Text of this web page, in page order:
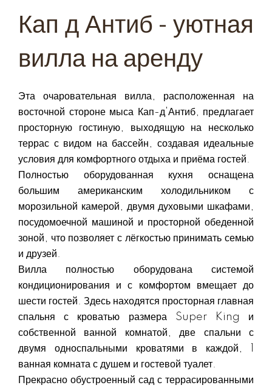
Кап д Антиб - уютная
вилла на аренду
Эта очаровательная вилла, расположенная на
восточной стороне мыса Кап-д'Антиб, предлагает
просторную гостиную, выходящую на несколько
террас с видом на бассейн, создавая идеальные
условия для комфортного отдыха и приёма гостей.
Полностью оборудованная кухня оснащена
большим американским холодильником с
морозильной камерой, двумя духовыми шкафами,
посудомоечной машиной и просторной обеденной
зоной, что позволяет с лёгкостью принимать семью
и друзей.
Вилла полностью оборудована системой
кондиционирования и с комфортом вмещает до
шести гостей. Здесь находятся просторная главная
спальня с кроватью размера Super King и
собственной ванной комнатой, две спальни с
двумя односпальными кроватями в каждой, 1
ванная комната с душем и гостевой туалет.
Прекрасно обустроенный сад с террасированными